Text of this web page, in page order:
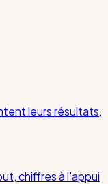
leurs résultats,
chiffres à l'appui